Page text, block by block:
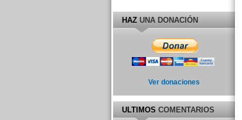
HAZUNA DONACIÓN
Ver donaciones
ULTIMOSCOMENTARIOS